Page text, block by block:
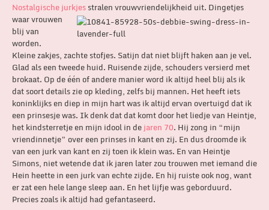
Nostalgische jurkjesstralenvrouwvriendelijkheid uit. Dingetjes
waar vrouwen
blij van
worden.
Kleine zakjes, zachte stofjes. Satijn dat niet blijft haken aan je vel.
Glad als een tweede huid. Ruisende zijde, schouders versierd met
brokaat. Op de één of andere manier word ik altijd heel blij als ik
dat soort details zie op kleding, zelfs bij mannen. Het heeft iets
koninklijks en diep in mijn hart was ik altijd ervan overtuigd dat ik
een prinsesje was. Ik denk dat dat komt door het liedje van Heintje,
het kindsterretje en mijn idool in dejaren 70. Hij zong in “mijn
vriendinnetje” over een prinses in kant en zij. En dus droomde ik
van een jurk van kant en zij toen ik klein was. En van Heintje
Simons, niet wetende dat ik jaren later zou trouwen met iemand die
Hein heette in een jurk van echte zijde. En hij ruiste ook nog, want
er zat een hele lange sleep aan. En het lijfje was geborduurd.
Precies zoals ik altijd had gefantaseerd.